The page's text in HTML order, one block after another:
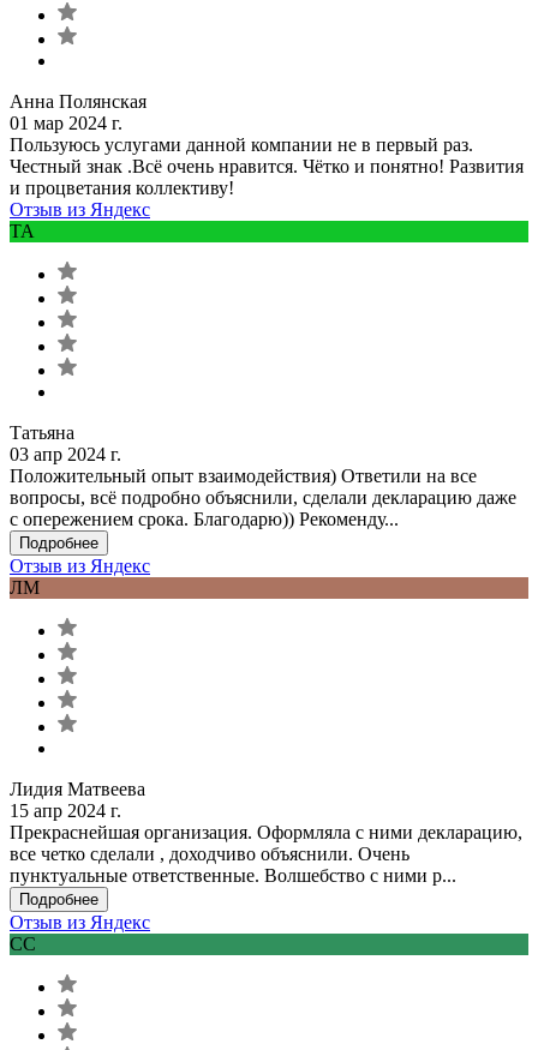
Анна Полянская
01 мар 2024 г.
Пользуюсь услугами данной компании не в первый раз.
Честный знак .Всё очень нравится. Чётко и понятно! Развития
и процветания коллективу!
Отзыв из Яндекс
ТА
Татьяна
03 апр 2024 г.
Положительный опыт взаимодействия) Ответили на все
вопросы, всё подробно объяснили, сделали декларацию даже
с опережением срока. Благодарю)) Рекоменду...
Подробнее
Отзыв из Яндекс
ЛМ
Лидия Матвеева
15 апр 2024 г.
Прекраснейшая организация. Оформляла с ними декларацию,
все четко сделали , доходчиво объяснили. Очень
пунктуальные ответственные. Волшебство с ними р...
Подробнее
Отзыв из Яндекс
СС